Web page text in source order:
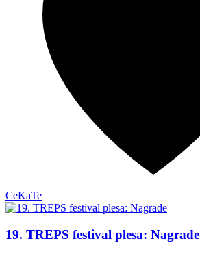
CeKaTe
19. TREPS festival plesa: Nagrade